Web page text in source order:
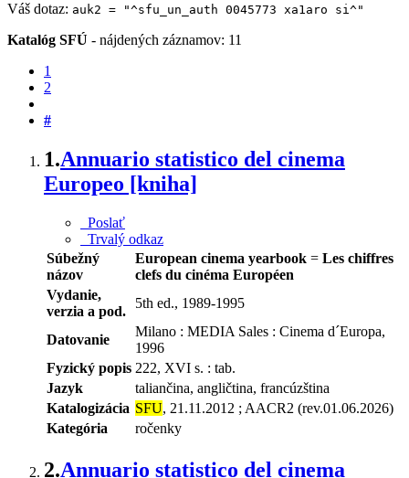
Váš dotaz: auk2 = "^sfu_un_auth 0045773 xa1aro si^"
Katalóg SFÚ - nájdených záznamov: 11
1
2
#
1.Annuario statistico del cinema
Europeo [kniha]
Poslať
Trvalý odkaz
Súbežný
názov
European cinema yearbook = Les chiffres
clefs du cinéma Européen
Vydanie,
verzia a pod.
5th ed., 1989-1995
Datovanie
Milano : MEDIA Sales : Cinema d´Europa,
1996
Fyzický popis 222, XVI s. : tab.
Jazyk
taliančina, angličtina, francúzština
Katalogizácia SFU, 21.11.2012 ; AACR2 (rev.01.06.2026)
Kategória
ročenky
2.Annuario statistico del cinema